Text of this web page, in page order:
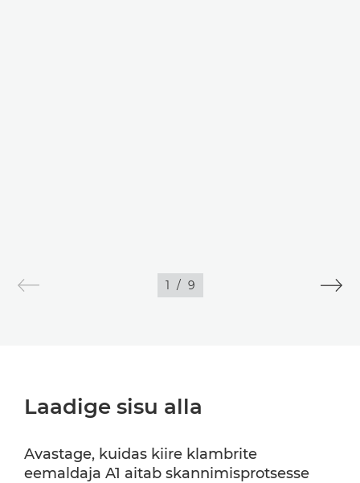
1 / 9
Laadige sisu alla
Avastage, kuidas kiire klambrite
eemaldaja A1 aitab skannimisprotsesse